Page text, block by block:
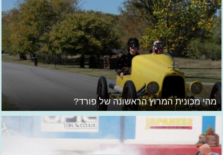
מהי מכונית המרוץ הראשונה של פורד?